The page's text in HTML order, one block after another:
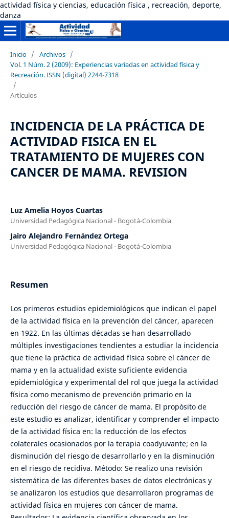
actividad física y ciencias, educación física , recreación, deporte,
danza
Inicio / Archivos /
Vol. 1 Núm. 2 (2009): Experiencias variadas en actividad física y
Recreación. ISSN (digital) 2244-7318
/
Artículos
INCIDENCIA DE LA PRÁCTICA DE
ACTIVIDAD FISICA EN EL
TRATAMIENTO DE MUJERES CON
CANCER DE MAMA. REVISION
Luz Amelia Hoyos Cuartas
Universidad Pedagógica Nacional - Bogotá-Colombia
Jairo Alejandro Fernández Ortega
Universidad Pedagógica Nacional - Bogotá-Colombia
Resumen
Los primeros estudios epidemiológicos que indican el papel
de la actividad física en la prevención del cáncer, aparecen
en 1922. En las últimas décadas se han desarrollado
múltiples investigaciones tendientes a estudiar la incidencia
que tiene la práctica de actividad física sobre el cáncer de
mama y en la actualidad existe suficiente evidencia
epidemiológica y experimental del rol que juega la actividad
física como mecanismo de prevención primario en la
reducción del riesgo de cáncer de mama. El propósito de
este estudio es analizar, identificar y comprender el impacto
de la actividad física en: la reducción de los efectos
colaterales ocasionados por la terapia coadyuvante; en la
disminución del riesgo de desarrollarlo y en la disminución
en el riesgo de recidiva. Método: Se realizo una revisión
sistemática de las diferentes bases de datos electrónicas y
se analizaron los estudios que desarrollaron programas de
actividad física en mujeres con cáncer de mama.